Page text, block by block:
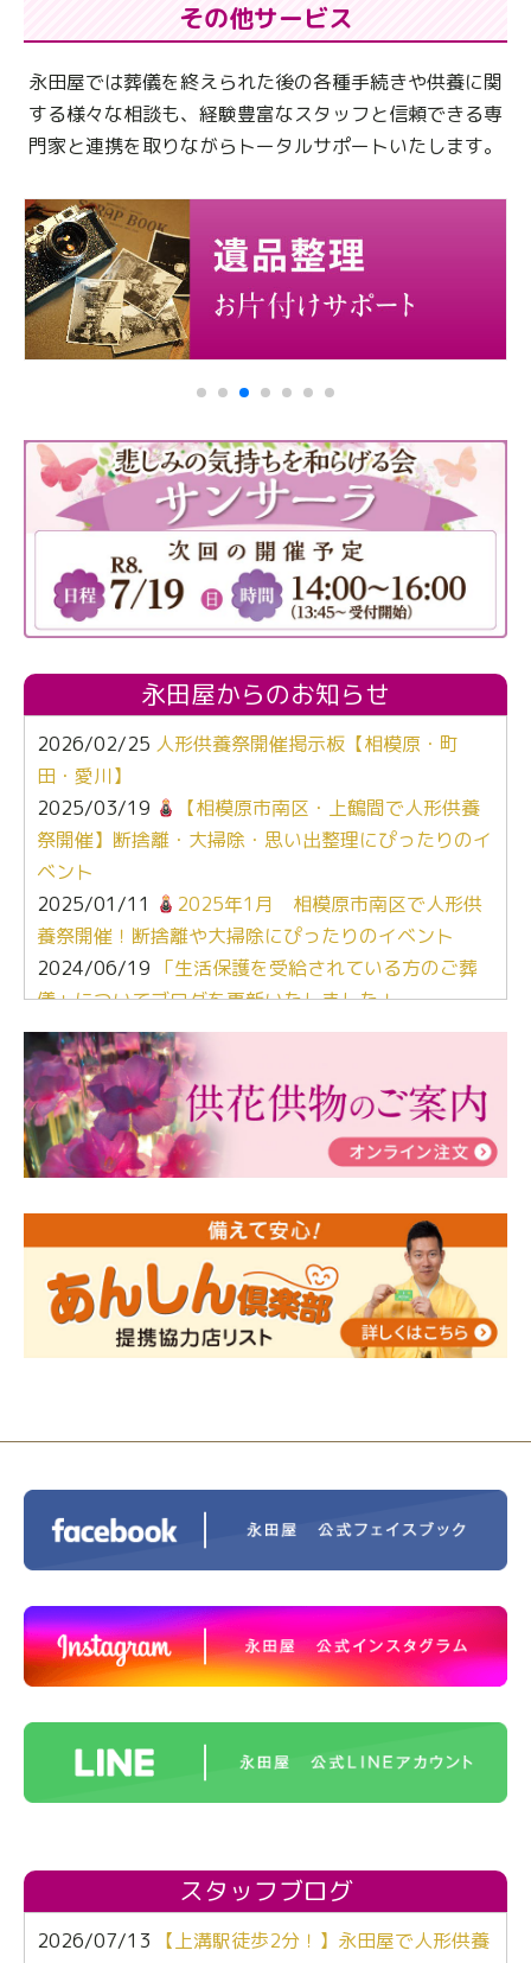
その他サービス
永田屋では葬儀を終えられた後の各種手続きや供養に関
する様々な相談も、 経験豊富なスタッフと信頼できる専
門家と連携を取りながらトータルサポートいたします。
永田屋からのお知らせ
2026/02/25 人形供養祭開催掲示板【相模原・町
田・愛川】
2025/03/19
【相模原市南区・上鶴間で人形供養
祭開催】断捨離・大掃除・思い出整理にぴったりのイ
ベント
2025/01/11
2025年1月 相模原市南区で人形供
養祭開催！断捨離や大掃除にぴったりのイベント
2024/06/19 「生活保護を受給されている方のご葬
儀」についてブログを更新いたしました！
2024/03/06【終活なるほど教室】「マンガで学
ぶ！はじめてのお葬式」小さな家族葬ハウス®町田成
瀬 ご参加ありがとうございました！
2024/01/19令和6年能登半島地震災害の寄付のご報
告
人形供養 寄付のご報告
2023/12/16終活なるほど教室＠小さな家族葬ハウ
ス®上鶴間 エンディングノートを書いてみよう！
2023/11/29 永田屋創業110周年記念式典 レンブラ
ントホテル東京町田
スタッフブログ
2026/07/13
【上溝駅徒歩2分！】永田屋で人形供養